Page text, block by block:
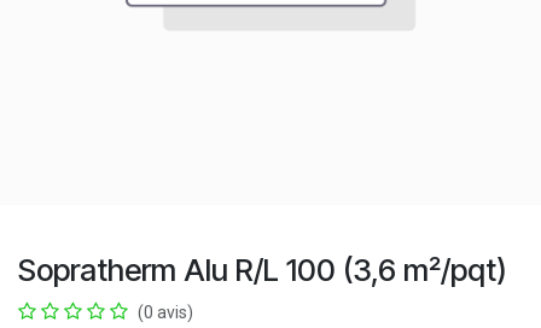
Sopratherm Alu R/L 100 (3,6 m²/pqt)
(0 avis)